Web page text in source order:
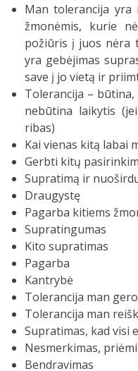
Man tolerancija
žmonėmis, kurie
požiūris į juos nėra
yra gebėjimas
save į jo vietą ir
Tolerancija –
nebūtina laikytis
ribas)
Kai vienas kitą labai
Gerbti kitų
Supratimą ir
Draugystę
Pagarba kitiems
Supratingumas
Kito supratimas
Pagarba
Kantrybė
Tolerancija man
Tolerancija man
Supratimas, kad visi
Nesmerkimas,
Bendravimas